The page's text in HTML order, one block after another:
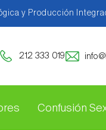
y Producción
212 333 019
Confusión